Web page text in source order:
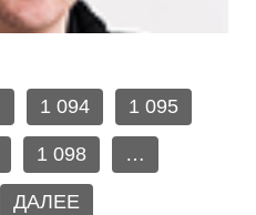
1 094 1 095
1 098 …
ДАЛЕЕ